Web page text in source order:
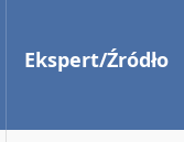
Ekspert/Źródło